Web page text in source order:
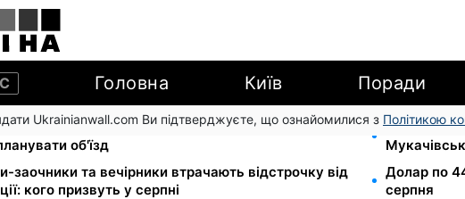
Головна Київ Поради
Ukrainianwall.com Ви підтверджуєте, що ознайомилися з Політикою
частково перекриють 7-10 серпня: водіям Києва
об'їзд
1500
заочники та вечірники втрачають відстрочку від
кого призвуть у серпні
Долар по
серпня